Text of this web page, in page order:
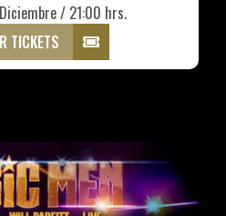
/ 21:00 hrs.
TICKETS